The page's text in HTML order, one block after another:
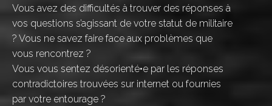
Vous avez des difficultés à trouver des réponses à
vos questions s’agissant de votre statut de militaire
? Vous ne savez faire face aux problèmes que
vous rencontrez ?
Vous vous sentez désorienté•e par les réponses
contradictoires trouvées sur internet ou fournies
par votre entourage ?